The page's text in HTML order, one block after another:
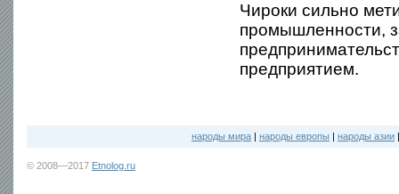
Чироки сильно
промышленности,
предприятием.
народы мира | народы европы | народы азии
© 2008—2017 Etnolog.ru